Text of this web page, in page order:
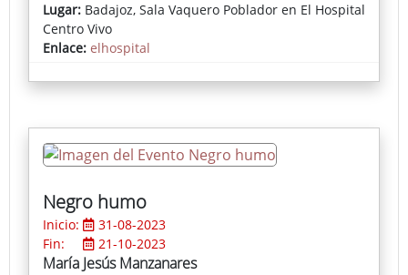
Lugar: Badajoz, Sala Vaquero Poblador en El Hospital
Centro Vivo
Enlace: elhospital
Negro humo
Inicio:
31-08-2023
Fin:
21-10-2023
María Jesús Manzanares